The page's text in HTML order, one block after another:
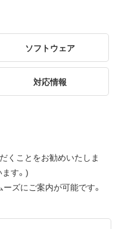
ソフトウェア
対応情報
くことをお勧めいたしま
す。)
ズにご案内が可能です。